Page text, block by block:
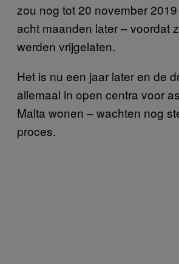
zou nog tot 20 november
acht maanden later – voordat
werden vrijgelaten.
Het is nu een jaar later en de
allemaal in open centra voor
Malta wonen – wachten nog
proces.